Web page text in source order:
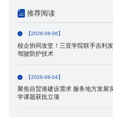
推荐阅读
【2026-08-06】
校企协同攻坚！三亚学院联手吉利
驾驶防护技术
【2026-08-04】
聚焦自贸港建设需求 服务地方发展
学课题获批立项